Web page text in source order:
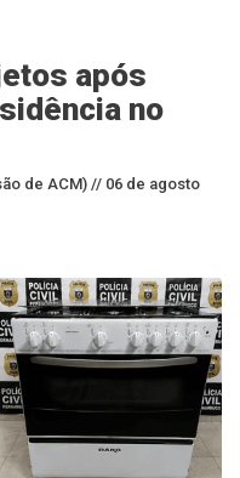
após
no
de ACM) // 06 de agosto